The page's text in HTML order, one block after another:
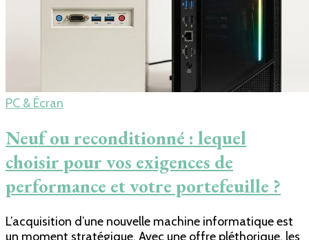
PC & Écran
Neuf ou reconditionné : lequel
choisir pour vos exigences de
performance et votre portefeuille ?
L’acquisition d’une nouvelle machine informatique est
un moment stratégique. Avec une offre pléthorique, les